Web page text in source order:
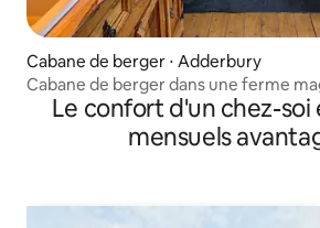
Cabane de berger ⋅ Adderbury
Cabane de berger dans une ferme
Le confort d'un chez-soi
mensuels